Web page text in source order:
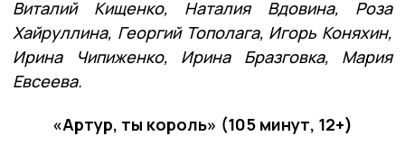
Виталий Кищенко, Наталия Вдовина, Роза
Хайруллина, Георгий Тополага, Игорь Коняхин,
Ирина Чипиженко, Ирина Бразговка, Мария
Евсеева.
«Артур, ты король» (105 минут, 12+)